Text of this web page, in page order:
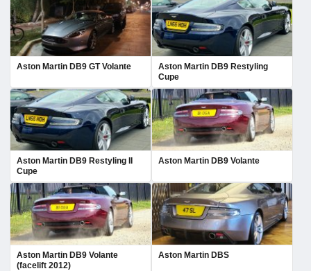
Aston Martin DB9 GT Volante
Aston Martin DB9 Restyling
Cupe
Aston Martin DB9 Restyling II
Cupe
Aston Martin DB9 Volante
Aston Martin DB9 Volante
(facelift 2012)
Aston Martin DBS